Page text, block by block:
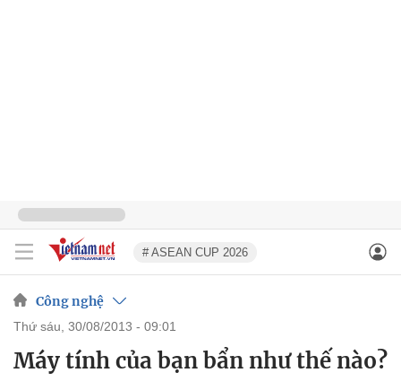
# ASEAN CUP 2026
Công nghệ
thứ sáu, 30/08/2013 - 09:01
Máy tính của bạn bẩn như thế nào?